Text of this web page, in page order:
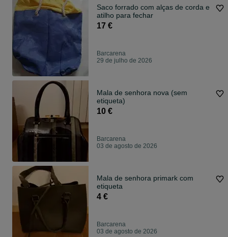
Saco forrado com alças de corda e
atilho para fechar
17 €
Barcarena
29 de julho de 2026
Mala de senhora nova (sem
etiqueta)
10 €
Barcarena
03 de agosto de 2026
Mala de senhora primark com
etiqueta
4 €
Barcarena
03 de agosto de 2026